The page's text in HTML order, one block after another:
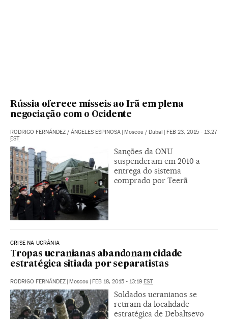
Rússia oferece mísseis ao Irã em plena
negociação com o Ocidente
RODRIGO FERNÁNDEZ / ÁNGELES ESPINOSA | Moscou / Dubai | FEB 23, 2015 - 13:27
EST
Sanções da ONU
suspenderam em 2010 a
entrega do sistema
comprado por Teerã
CRISE NA UCRÂNIA
Tropas ucranianas abandonam cidade
estratégica sitiada por separatistas
RODRIGO FERNÁNDEZ | Moscou | FEB 18, 2015 - 13:19 EST
Soldados ucranianos se
retiram da localidade
estratégica de Debaltsevo